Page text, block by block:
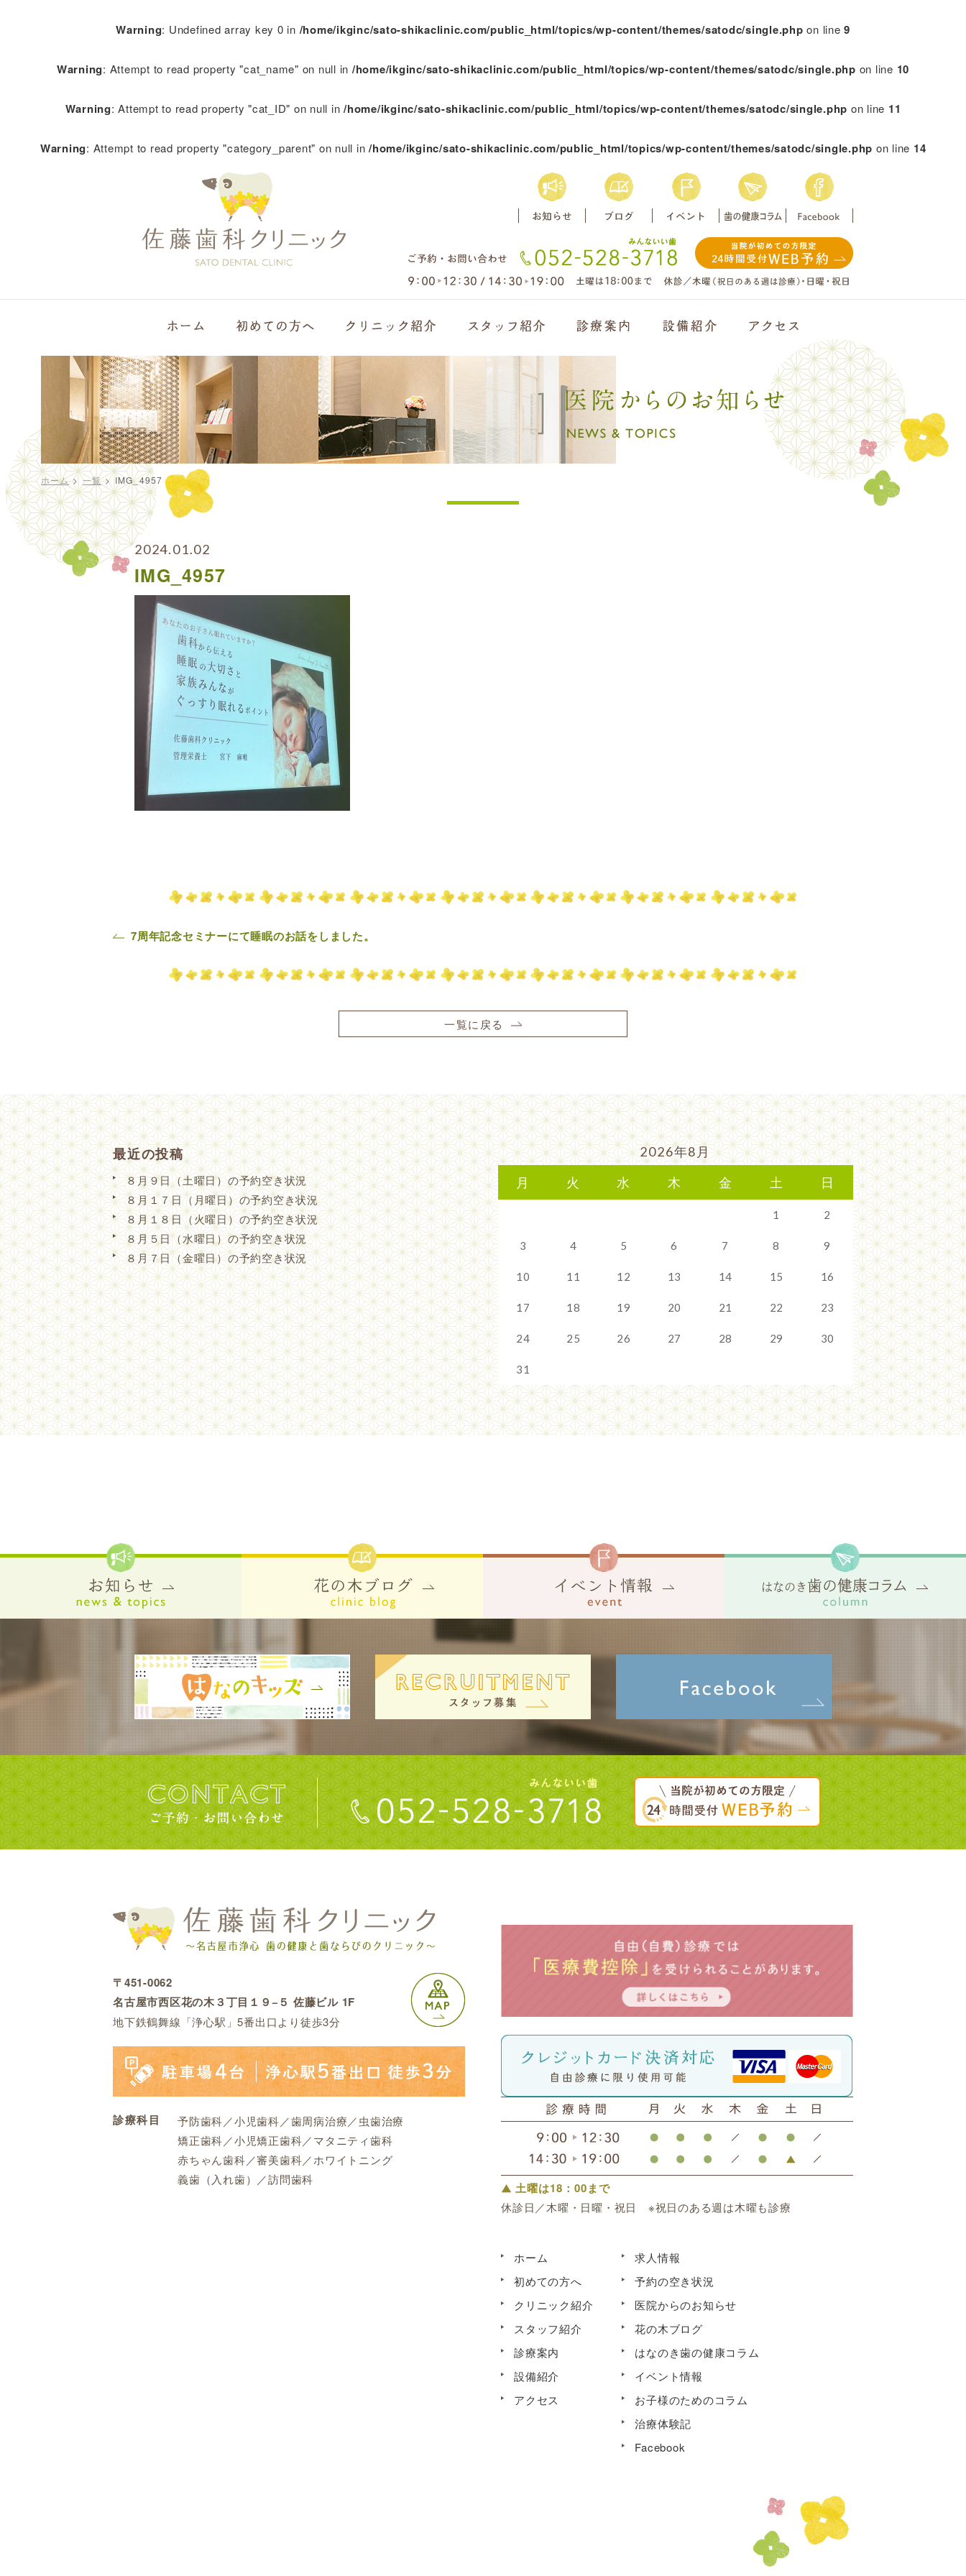
Warning: Undefined array key 0 in /home/ikginc/sato-shikaclinic.com/public_html/topics/wp-content/themes/satodc/single.php on line9
Warning: Attempt to read property "cat_name" on null in /home/ikginc/sato-shikaclinic.com/public_html/topics/wp-content/themes/satodc/single.php on line 10
Warning: Attempt to read property "cat_ID" on null in/home/ikginc/sato-shikaclinic.com/public_html/topics/wp-content/themes/satodc/single.php on line 11
Warning: Attempt to read property "category_parent" on null in /home/ikginc/sato-shikaclinic.com/public_html/topics/wp-content/themes/satodc/single.php on line 14
ホーム> 一覧> IMG_4957
2024.01.02
IMG_4957
7周年記念セミナーにて睡眠のお話をしました。
一覧に戻る
最近の投稿
８月９日（土曜日）の予約空き状況
８月１７日（月曜日）の予約空き状況
８月１８日（火曜日）の予約空き状況
８月５日（水曜日）の予約空き状況
８月７日（金曜日）の予約空き状況
2026年8月
月
火 水 木 金 土 日
1 2
3 4 5 6 7 8 9
10 11 12 13 14 15 16
17 18 19 20 21 22 23
24 25 26 27 28 29 30
31
〒451-0062
名古屋市西区花の木３丁目１９−５ 佐藤ビル 1F
地下鉄鶴舞線「浄心駅」5番出口より徒歩3分
診療科目
予防歯科／小児歯科／歯周病治療／虫歯治療
矯正歯科／小児矯正歯科／マタニティ歯科
赤ちゃん歯科／審美歯科／ホワイトニング
義歯（入れ歯）／訪問歯科
土曜は18：00まで
休診日／木曜・日曜・祝日 ※祝日のある週は木曜も診療
ホーム
初めての方へ
クリニック紹介
スタッフ紹介
診療案内
設備紹介
アクセス
求人情報
予約の空き状況
医院からのお知らせ
花の木ブログ
はなのき歯の健康コラム
イベント情報
お子様のためのコラム
治療体験記
Facebook